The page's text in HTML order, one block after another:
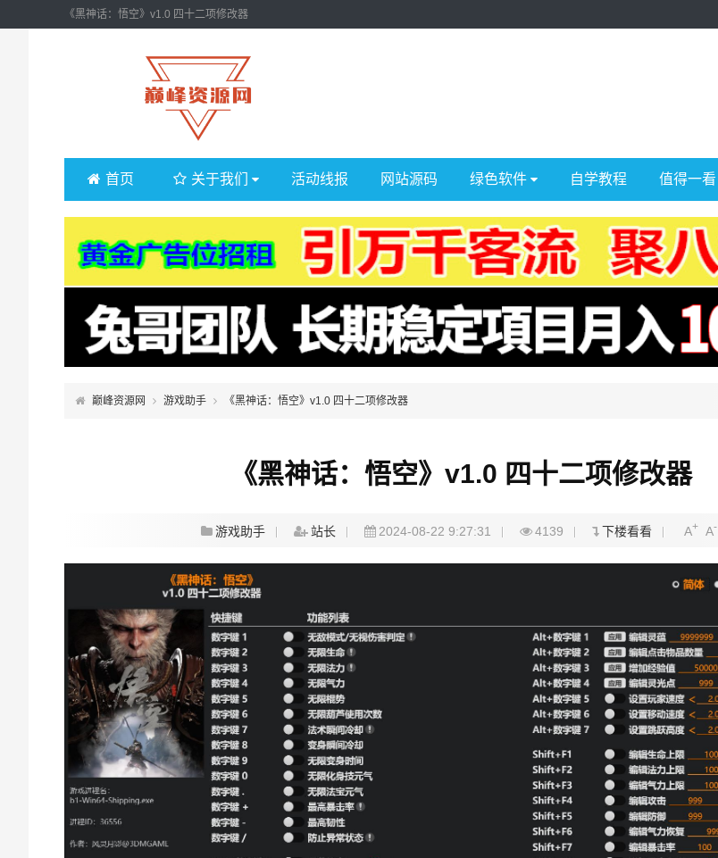
《黑神话：悟空》v1.0 四十二项修改器
首页 关于我们 活动线报 网站源码 绿色软件 自学教程 值得一看
巅峰资源网 游戏助手 《黑神话：悟空》v1.0 四十二项修改器
《黑神话：悟空》v1.0 四十二项修改器
游戏助手 站长 2024-08-22 9:27:31 4139 下楼看看 A+ A-